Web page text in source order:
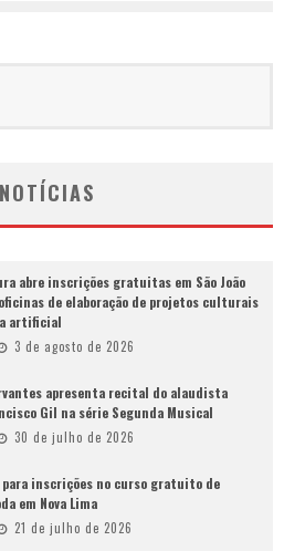
abre inscrições gratuitas em São João
de elaboração de projetos culturais
artificial
3 de agosto de 2026
apresenta recital do alaudista
Gil na série Segunda Musical
30 de julho de 2026
inscrições no curso gratuito de
em Nova Lima
21 de julho de 2026